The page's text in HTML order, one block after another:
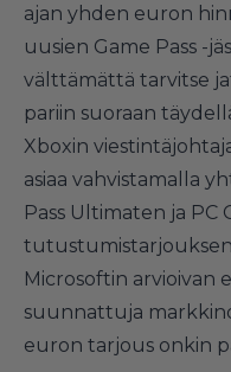
ajan yhden euron
uusien Game Pass -
välttämättä tarvitse
pariin suoraan
Xboxin
asiaa vahvistamalla
Pass Ultimaten ja PC
Microsoftin arvioivan
suunnattuja
euron tarjous onkin